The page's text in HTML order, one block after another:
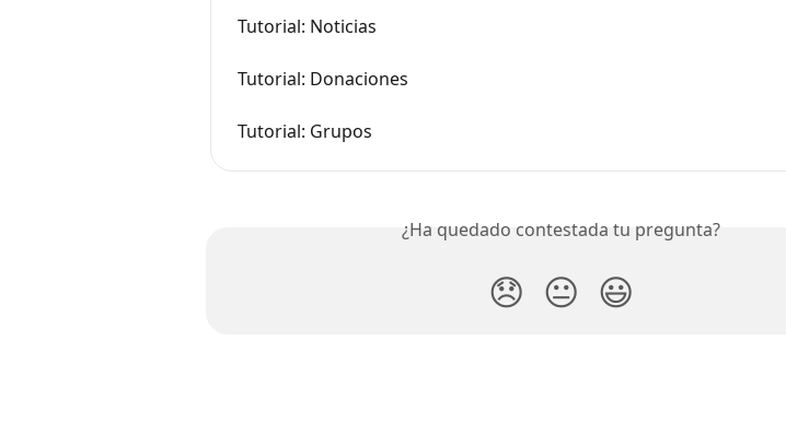
Tutorial: Noticias
Tutorial: Donaciones
Tutorial: Grupos
¿Ha quedado contestada tu pregunta?
😞 😐 😃